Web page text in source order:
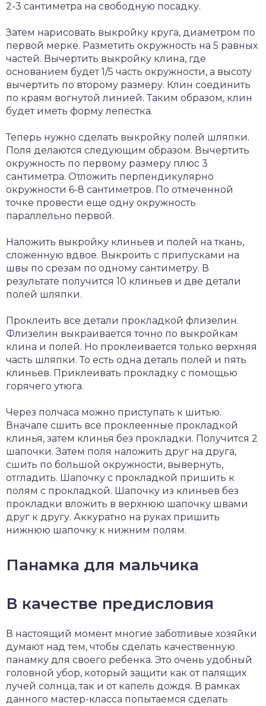
2-3 сантиметра на свободную посадку.
Затем нарисовать выкройку круга, диаметром по
первой мерке. Разметить окружность на 5 равных
частей. Вычертить выкройку клина, где
основанием будет 1/5 часть окружности, а высоту
вычертить по второму размеру. Клин соединить
по краям вогнутой линией. Таким образом, клин
будет иметь форму лепестка.
Теперь нужно сделать выкройку полей шляпки.
Поля делаются следующим образом. Вычертить
окружность по первому размеру плюс 3
сантиметра. Отложить перпендикулярно
окружности 6-8 сантиметров. По отмеченной
точке провести еще одну окружность
параллельно первой.
Наложить выкройку клиньев и полей на ткань,
сложенную вдвое. Выкроить с припусками на
швы по срезам по одному сантиметру. В
результате получится 10 клиньев и две детали
полей шляпки.
Проклеить все детали прокладкой флизелин.
Флизелин выкраивается точно по выкройкам
клина и полей. Но проклеивается только верхняя
часть шляпки. То есть одна деталь полей и пять
клиньев. Приклеивать прокладку с помощью
горячего утюга.
Через полчаса можно приступать к шитью.
Вначале сшить все проклеенные прокладкой
клинья, затем клинья без прокладки. Получится 2
шапочки. Затем поля наложить друг на друга,
сшить по большой окружности, вывернуть,
отгладить. Шапочку с прокладкой пришить к
полям с прокладкой. Шапочку из клиньев без
прокладки вложить в верхнюю шапочку швами
друг к другу. Аккуратно на руках пришить
нижнюю шапочку к нижним полям.
Панамка для мальчика
В качестве предисловия
В настоящий момент многие заботливые хозяйки
думают над тем, чтобы сделать качественную
панамку для своего ребенка. Это очень удобный
головной убор, который защити как от палящих
лучей солнца, так и от капель дождя. В рамках
данного мастер-класса попытаемся сделать